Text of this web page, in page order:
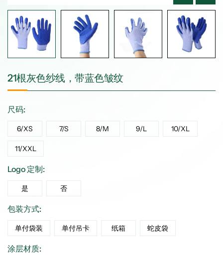
21根灰色纱线，带蓝色皱纹
尺码:
6/XS 7/S 8/M 9/L 10/XL
11/XXL
Logo 定制:
是 否
包装方式:
单付袋装 单付吊卡 纸箱 蛇皮袋
涂层材质: